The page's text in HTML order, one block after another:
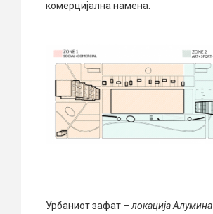
комерцијална намена.
Урбаниот зафат – локација Алумина